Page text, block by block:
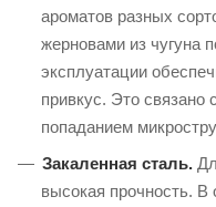
ароматов разных
жерновами из чугуна
эксплуатации
привкус. Это связано
попаданием
Закаленная сталь.
высокая прочность. В